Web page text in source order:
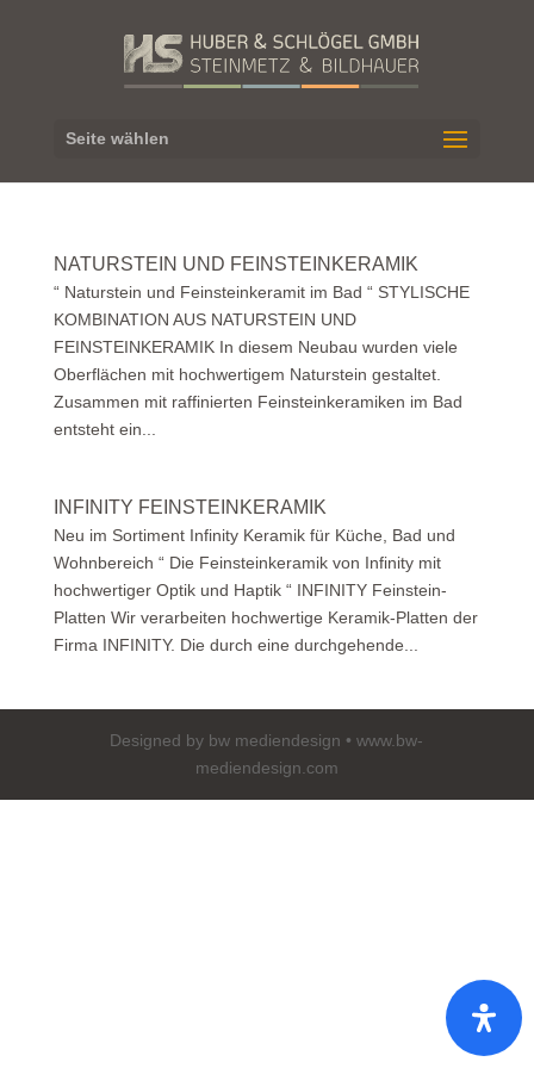
Seite wählen
NATURSTEIN UND FEINSTEINKERAMIK
“ Naturstein und Feinsteinkeramit im Bad “ STYLISCHE
KOMBINATION AUS NATURSTEIN UND
FEINSTEINKERAMIK In diesem Neubau wurden viele
Oberflächen mit hochwertigem Naturstein gestaltet.
Zusammen mit raffinierten Feinsteinkeramiken im Bad
entsteht ein...
INFINITY FEINSTEINKERAMIK
Neu im Sortiment Infinity Keramik für Küche, Bad und
Wohnbereich “ Die Feinsteinkeramik von Infinity mit
hochwertiger Optik und Haptik “ INFINITY Feinstein-
Platten Wir verarbeiten hochwertige Keramik-Platten der
Firma INFINITY. Die durch eine durchgehende...
Designed by bw mediendesign • www.bw-
mediendesign.com